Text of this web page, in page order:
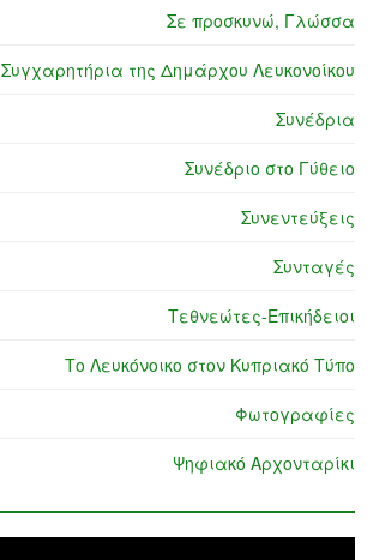
Σε προσκυνώ, Γλώσσα
Συγχαρητήρια της Δημάρχου Λευκονοίκου
Συνέδρια
Συνέδριο στο Γύθειο
Συνεντεύξεις
Συνταγές
Τεθνεώτες-Επικήδειοι
Το Λευκόνοικο στον Κυπριακό Τύπο
Φωτογραφίες
Ψηφιακό Αρχονταρίκι